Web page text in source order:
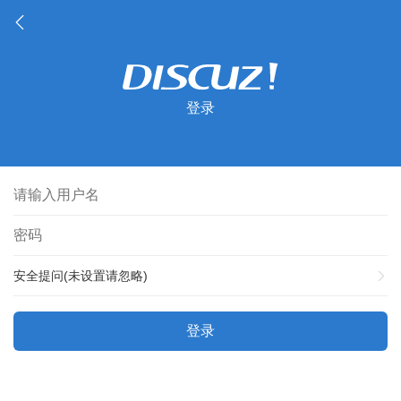
登录
安全提问(未设置请忽略)
登录